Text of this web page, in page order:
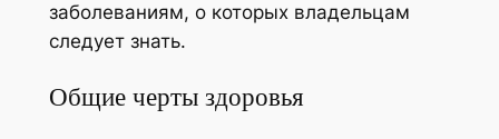
заболеваниям, о которых владельцам
следует знать.
Общие черты здоровья